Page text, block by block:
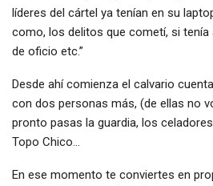
líderes del cártel ya tenían en su
como, los delitos que cometí, si tenía
de oficio etc.”
Desde ahí comienza el calvario
con dos personas más, (de ellas no
pronto pasas la guardia, los
Topo Chico…
En ese momento te conviertes en